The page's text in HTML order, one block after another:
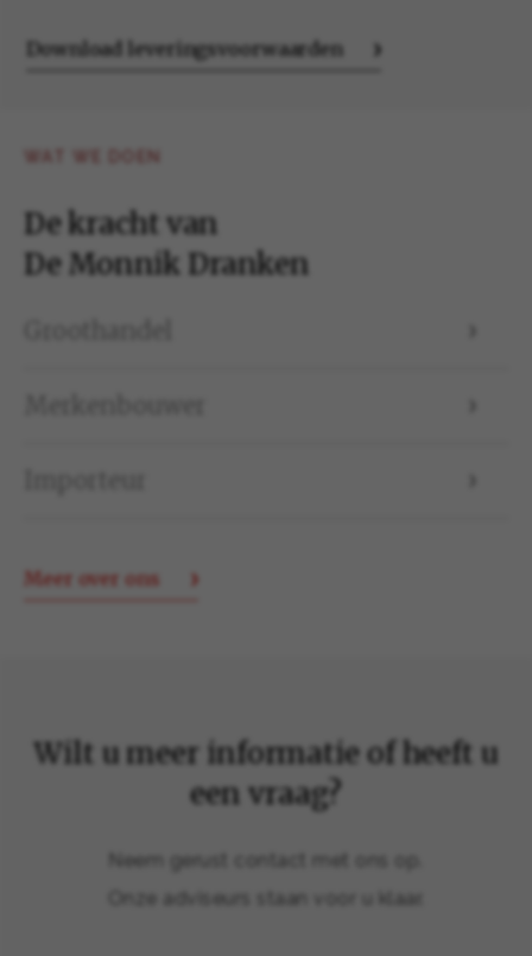
De kracht van
De Monnik Dranken
Meer over ons
Download leveringsvoorwaarden
Wilt u meer informatie of heeft u
een vraag?
Neem gerust contact met ons op.
Onze adviseurs staan voor u klaar.